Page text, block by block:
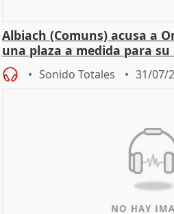
Albiach (Comuns) acusa a
una plaza a medida para
Sonido Totales 31/07/